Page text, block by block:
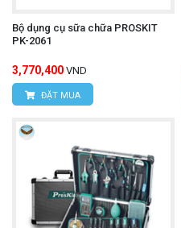
Bộ dụng cụ sữa chữa PROSKIT
PK-2061
3,770,400 VND
ĐẶT MUA